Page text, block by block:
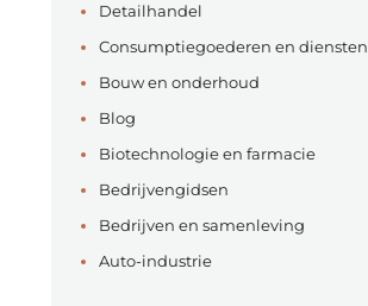
Detailhandel
Consumptiegoederen en diensten
Bouw en onderhoud
Blog
Biotechnologie en farmacie
Bedrijvengidsen
Bedrijven en samenleving
Auto-industrie